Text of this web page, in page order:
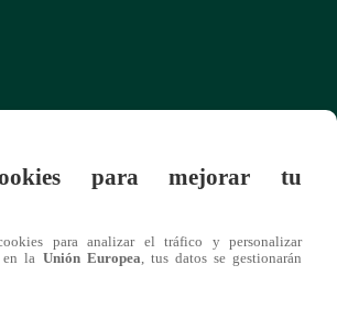
para mejorar tu
para analizar el tráfico y personalizar
en la Unión Europea, tus datos se gestionarán